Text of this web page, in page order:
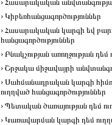
› Հասարակական
› Կիբեռհանցագործություններ
› Հասարակական կարգի եվ
հանցագործություններ
› Բնակչության առողջության
› Շրջակա միջավայրի
› Սահմանադրական կարգի
ուղղված հանցագործություններ
› Պետական ծառայության դեմ
› Կառավարման կարգի դեմ